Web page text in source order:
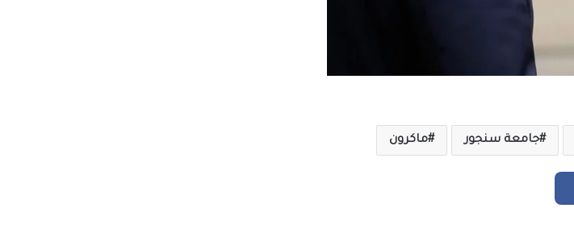
جامعة سنجور ماكرون
الملايين في استقبال صلاح في المطار عقب وصوله
تركيا للانضمام لنادي طرابزون
بعد ظهور صلاح بقميص النادي.. طرابزون يتصدر